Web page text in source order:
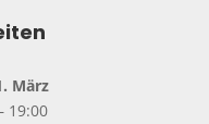
März
19:00